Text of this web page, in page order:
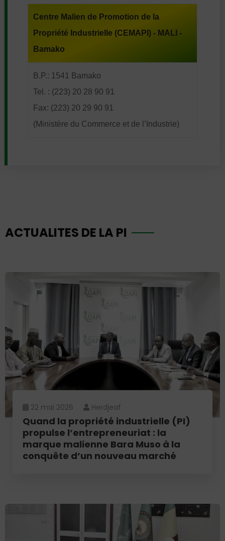
Centre Malien de Promotion de la
Propriété Industrielle (CEMAPI) - MALI -
Bamako
B.P.: 1541 Bamako
Tel. : (223) 20 28 90 91
Fax: (223) 20 29 90 91
(Ministère du Commerce et de l’Industrie)
ACTUALITES DE LA PI
22 mai 2026 Herdjeaf
Quand la propriété industrielle (PI)
propulse l’entrepreneuriat : la
marque malienne Bara Muso à la
conquête d’un nouveau marché